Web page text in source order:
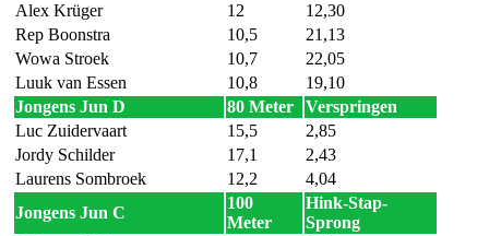
Alex Krüger
12
12,30
Rep Boonstra
10,5
21,13
Wowa Stroek
10,7
22,05
Luuk van Essen
10,8
19,10
Jongens Jun D
80 Meter
Verspringen
Luc Zuidervaart
15,5
2,85
Jordy Schilder
17,1
2,43
Laurens Sombroek
12,2
4,04
Jongens Jun C
100
Meter
Hink-Stap-
Sprong